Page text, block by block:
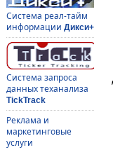
Система реал-тайм
информации Дикси+
Система запроса
данных теханализа
TickTrack
Реклама и
маркетинговые
услуги